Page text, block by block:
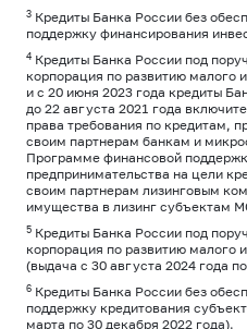
3 Кредиты Банка России без
поддержку финансирования
4 Кредиты Банка России под
корпорация по развитию малого
и с 20 июня 2023 года кредиты
до 22 августа 2021 года
права требования по кредитам,
своим партнерам банкам и
Программе финансовой
предпринимательства на цели
своим партнерам лизинговым
имущества в лизинг субъектам
5 Кредиты Банка России под
корпорация по развитию малого
(выдача с 30 августа 2024 года
6 Кредиты Банка России без
поддержку кредитования
марта по 30 декабря 2022 года).